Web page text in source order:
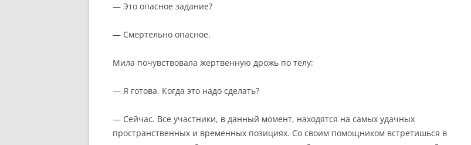
— Это опасное задание?
— Смертельно опасное.
Мила почувствовала жертвенную дрожь по телу:
— Я готова. Когда это надо сделать?
— Сейчас. Все участники, в данный момент, находятся на самых удачных
пространственных и временных позициях. Со своим помощником встретишься в